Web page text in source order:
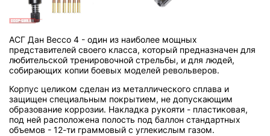
АСГ Дан Вессо 4 - один из наиболее мощных
представителей своего класса, который предназначен для
любительской тренировочной стрельбы, и для людей,
собирающих копии боевых моделей револьверов.
Корпус целиком сделан из металлического сплава и
защищен специальным покрытием, не допускающим
образование коррозии. Накладка рукояти - пластиковая,
под ней расположена полость под баллон стандартных
объемов - 12-ти граммовый с углекислым газом.